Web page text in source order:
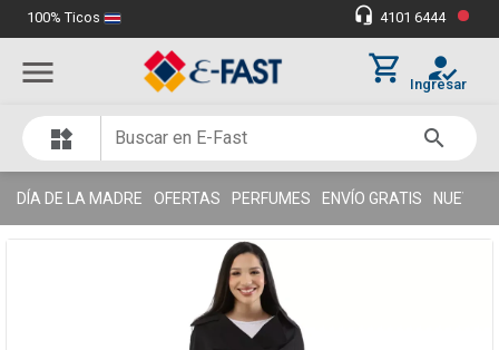
100% Ticos
headset_mic 4101 6444 •
menu shopping_cart how_to_reg
Ingresar
widgets search
DÍA DE LA MADRE OFERTAS PERFUMES ENVÍO GRATIS NUEVOS